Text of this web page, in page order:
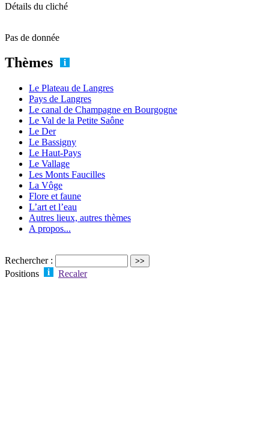
Détails du cliché
Pas de donnée
Thèmes
Le Plateau de Langres
Pays de Langres
Le canal de Champagne en Bourgogne
Le Val de la Petite Saône
Le Der
Le Bassigny
Le Haut-Pays
Le Vallage
Les Monts Faucilles
La Vôge
Flore et faune
L’art et l’eau
Autres lieux, autres thèmes
A propos...
Rechercher :
Positions
Recaler